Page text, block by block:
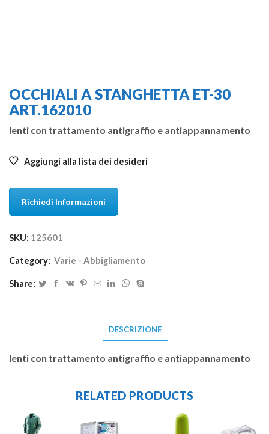
OCCHIALI A STANGHETTA ET-30
ART.162010
lenti con trattamento antigraffio e antiappannamento
Aggiungi alla lista dei desideri
Richiedi Informazioni
SKU: 125601
Category: Varie - Abbigliamento
Share:
DESCRIZIONE
lenti con trattamento antigraffio e antiappannamento
RELATED PRODUCTS